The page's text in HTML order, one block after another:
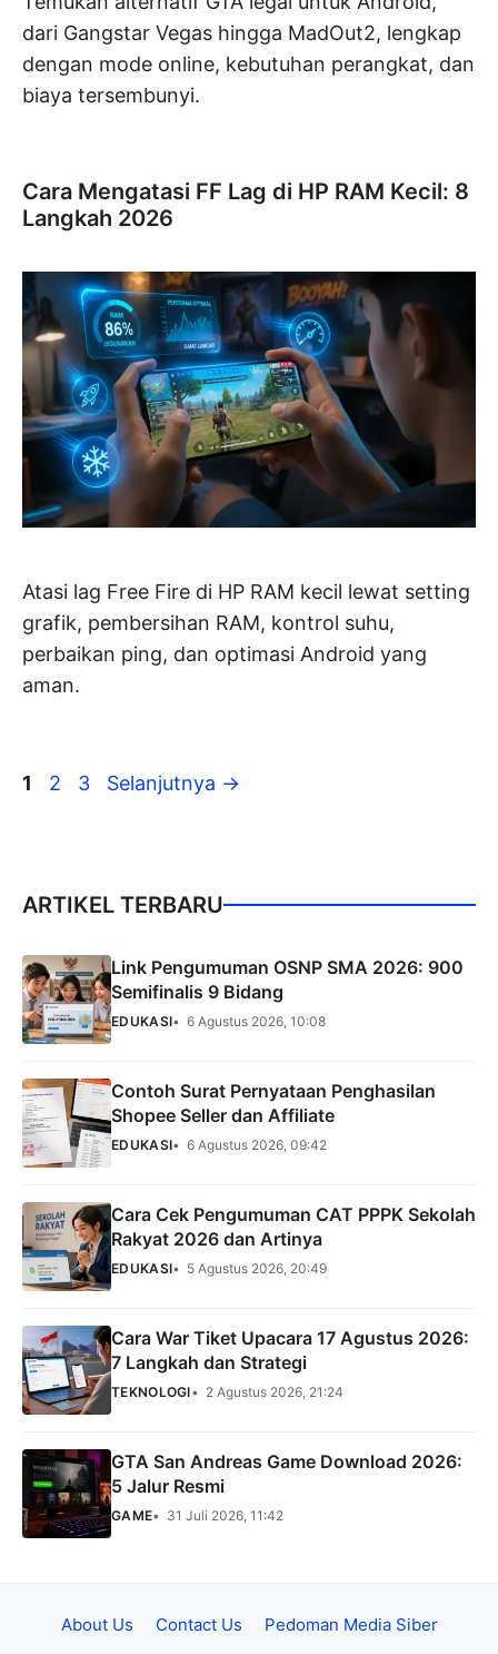
dari Gangstar Vegas hingga MadOut2, lengkap
dengan mode online, kebutuhan perangkat, dan
biaya tersembunyi.
Cara Mengatasi FF Lag di HP RAM Kecil: 8
Langkah 2026
Atasi lag Free Fire di HP RAM kecil lewat setting
grafik, pembersihan RAM, kontrol suhu,
perbaikan ping, dan optimasi Android yang
aman.
Halaman
1 Halaman
2 Halaman
3 Selanjutnya →
ARTIKEL TERBARU
Link Pengumuman OSNP SMA 2026: 900
Semifinalis 9 Bidang
EDUKASI 6 Agustus 2026, 10:08
Contoh Surat Pernyataan Penghasilan
Shopee Seller dan Affiliate
EDUKASI 6 Agustus 2026, 09:42
Cara Cek Pengumuman CAT PPPK Sekolah
Rakyat 2026 dan Artinya
EDUKASI 5 Agustus 2026, 20:49
Cara War Tiket Upacara 17 Agustus 2026:
7 Langkah dan Strategi
TEKNOLOGI 2 Agustus 2026, 21:24
GTA San Andreas Game Download 2026:
5 Jalur Resmi
GAME 31 Juli 2026, 11:42
About Us Contact Us
Pedoman Media Siber